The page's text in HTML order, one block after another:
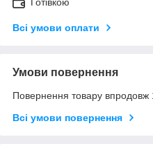
Всі умови оплати
Умови повернення
Повернення товару впродовж
Всі умови повернення